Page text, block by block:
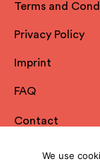
Terms and
Privacy Policy
Imprint
FAQ
Contact
We use